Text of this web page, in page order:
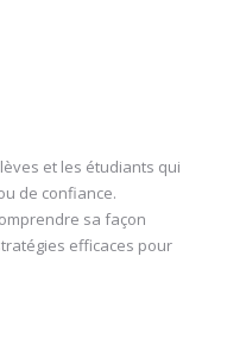
et les étudiants qui
de confiance.
sa façon
efficaces pour